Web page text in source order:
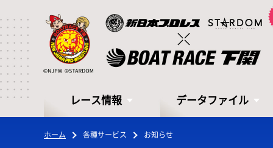
レース情報 データファイル
ホーム 各種サービス お知らせ